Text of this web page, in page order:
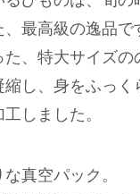
最高級の逸品で
、特大サイズの
し、身をふっ
しました。
真空パック。